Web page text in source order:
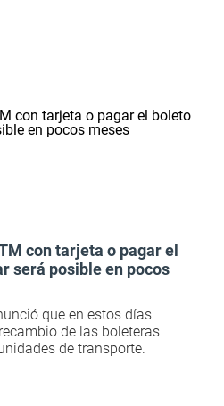
con tarjeta o pagar el
será posible en pocos
que en estos días
de las boleteras
de transporte.